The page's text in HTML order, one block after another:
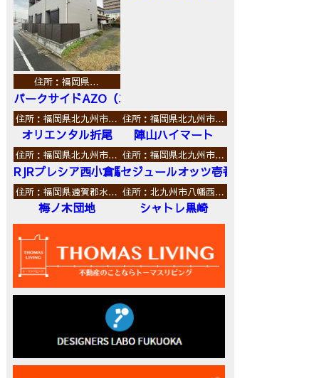
住所：福岡県…
パークサイドAZO（エーゼットオー）
住所：福岡県北九州市…
オリエンタル折尾
住所：福岡県北九州市…
陣山ハイマート
住所：福岡県北九州市…
RJRプレシア西小倉駅前
住所：福岡県北九州市…
セジュールオッツ壱番館
住所：福岡県遠賀郡水…
梅ノ木団地
住所：北九州市八幡西…
シャトレ黒崎